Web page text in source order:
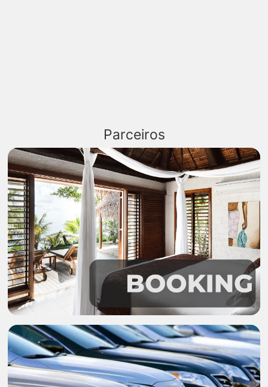
Parceiros